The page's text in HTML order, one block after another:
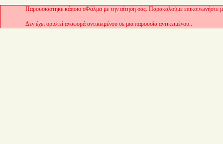
Παρουσιάστηκε κάποιο σΦάλμα με την αίτηση σας. Παρακαλούμε επικοινωνήστε
Δεν έχει οριστεί αναφορά αντικειμένου σε μια παρουσία αντικειμένου..